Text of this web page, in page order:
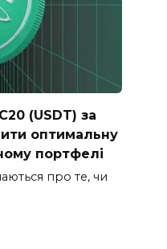
(USDT) за
оптимальну
портфелі
про те, чи